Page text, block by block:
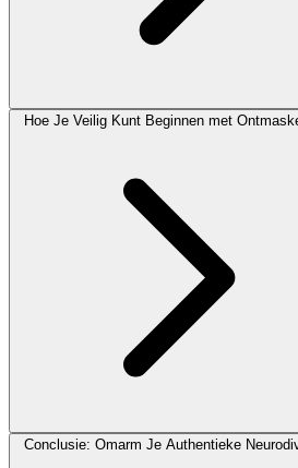
Hoe Je Veilig Kunt Beginnen met
Conclusie: Omarm Je Authentieke